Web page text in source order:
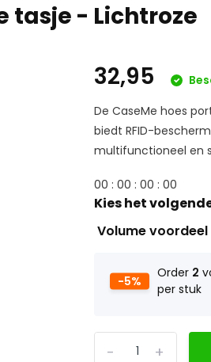
tasje - Lichtroze
32,95
De CaseMe hoes
biedt RFID-
multifunctioneel en
00 :00 :00 :00
Kies het
Volume voordeel
-5%
Order 2
per stuk
+
-